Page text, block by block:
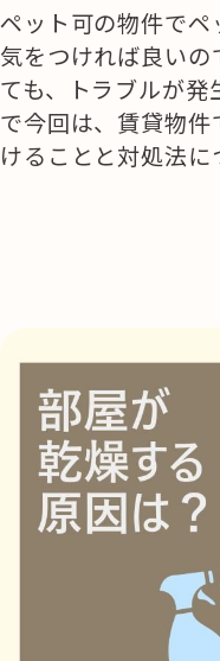
ペット可の物件で
気をつければ良い
ても、トラブルが発
で今回は、賃貸物
けることと対処法に